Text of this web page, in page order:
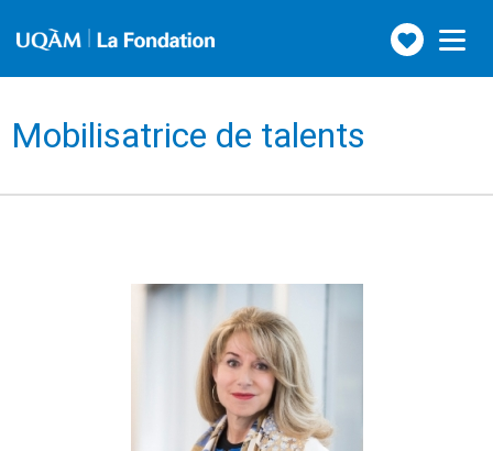
Faire
un
Toggle
navigation
Mobilisatrice de talents